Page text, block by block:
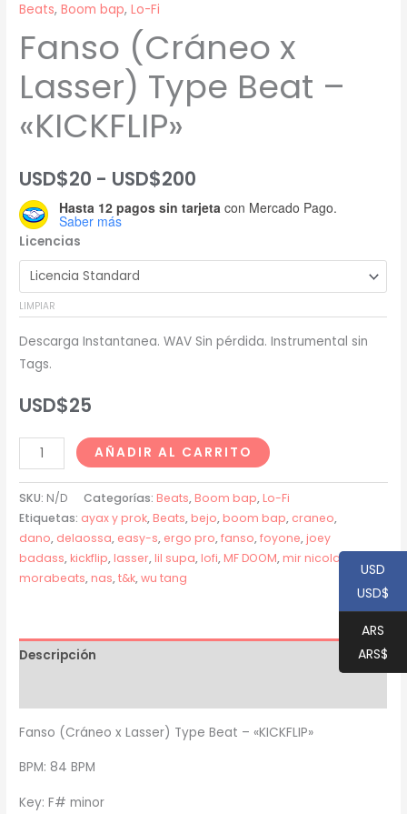
Beats,Boom bap,Lo-Fi
Fanso (Cráneo x
Lasser) Type Beat –
«KICKFLIP»
USD$20 - USD$200
de
USD$20
hasta
Hasta 12 pagos sin tarjeta con Mercado Pago.
Saber más
Licencias
LIMPIAR
Descarga Instantanea. WAV Sin pérdida. Instrumental sin
Tags.
USD$25
Fanso
(Cráneo
x
Lasser)
Type
Beat
-
AÑADIR AL CARRITO
SKU: N/D Categorías: Beats, Boom bap, Lo-Fi
Etiquetas: ayax y prok, Beats, bejo, boom bap, craneo,
dano, delaossa, easy-s, ergo pro,fanso,foyone, joey
badass, kickflip, lasser, lil supa, lofi, MF DOOM, mir nicolas
morabeats, nas,t&k,wu tang
Descripción
Fanso (Cráneo x Lasser) Type Beat – «KICKFLIP»
BPM: 84 BPM
Key: F# minor
USD
USD$
ARS
ARS$